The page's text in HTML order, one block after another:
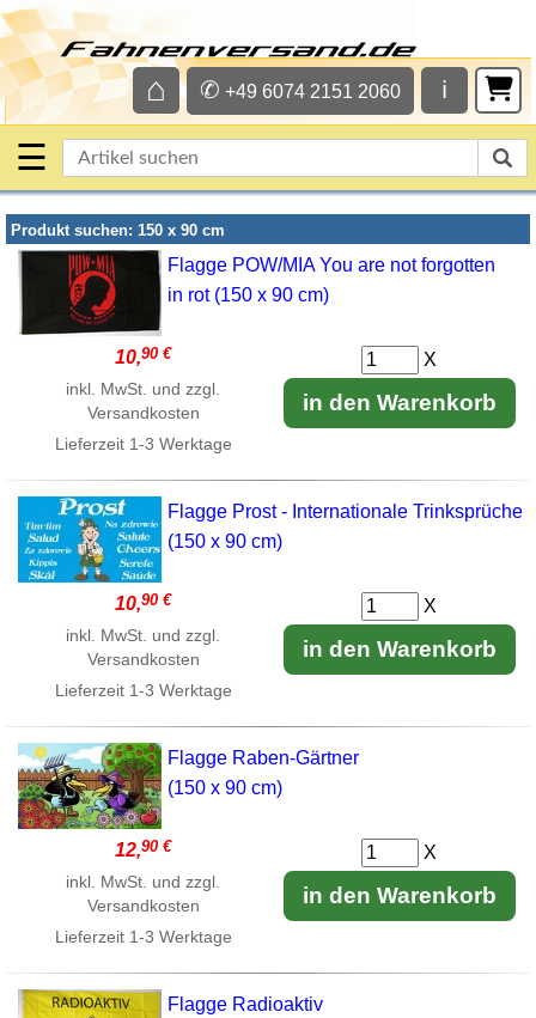
ℹ
✆ +49 6074 2151 2060
⌂
☰
Produkt suchen: 150 x 90 cm
Flagge POW/MIA You are not forgotten
in rot (150 x 90 cm)
10,90 €
inkl. MwSt. und zzgl.
Versandkosten
Lieferzeit 1-3 Werktage
X
in den Warenkorb
Flagge Prost - Internationale Trinksprüche
(150 x 90 cm)
10,90 €
inkl. MwSt. und zzgl.
Versandkosten
Lieferzeit 1-3 Werktage
X
in den Warenkorb
Flagge Raben-Gärtner
(150 x 90 cm)
12,90 €
inkl. MwSt. und zzgl.
Versandkosten
Lieferzeit 1-3 Werktage
X
in den Warenkorb
Flagge Radioaktiv